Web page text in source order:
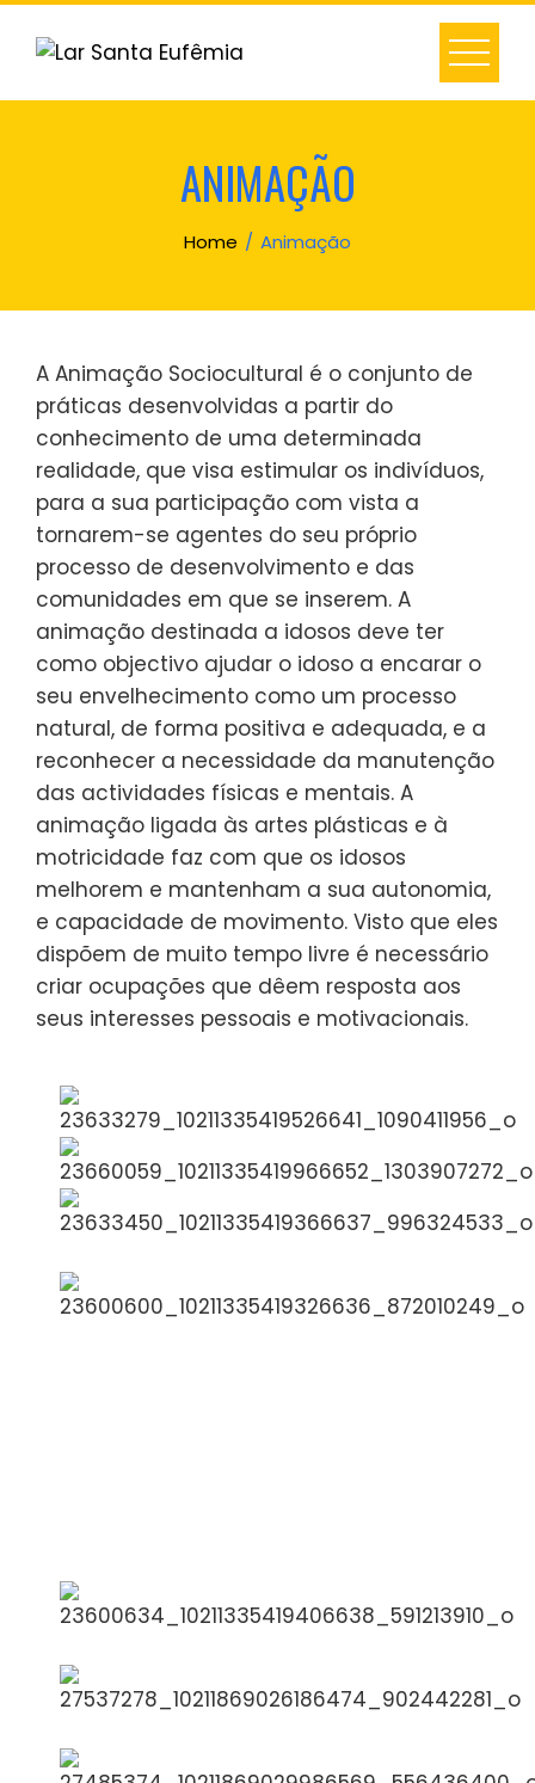
Skip
ANIMAÇÃO
Home Animação
A Animação Sociocultural é o conjunto de
práticas desenvolvidas a partir do
conhecimento de uma determinada
realidade, que visa estimular os indivíduos,
para a sua participação com vista a
tornarem-se agentes do seu próprio
processo de desenvolvimento e das
comunidades em que se inserem. A
animação destinada a idosos deve ter
como objectivo ajudar o idoso a encarar o
seu envelhecimento como um processo
natural, de forma positiva e adequada, e a
reconhecer a necessidade da manutenção
das actividades físicas e mentais. A
animação ligada às artes plásticas e à
motricidade faz com que os idosos
melhorem e mantenham a sua autonomia,
e capacidade de movimento. Visto que eles
dispõem de muito tempo livre é necessário
criar ocupações que dêem resposta aos
seus interesses pessoais e motivacionais.